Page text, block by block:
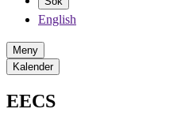
English
Meny
Kalender
EECS